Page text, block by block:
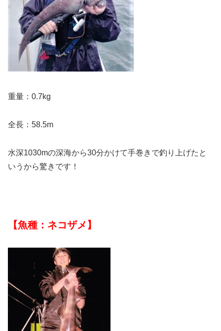
重量：0.7kg
全長：58.5m
水深1030mの深海から30分かけて手巻きで釣り上げたと
いうから驚きです！
【魚種：ネコザメ】